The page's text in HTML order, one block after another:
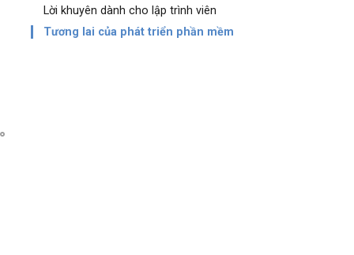
Lời khuyên dành cho lập trình viên
Tương lai của phát triển phần mềm